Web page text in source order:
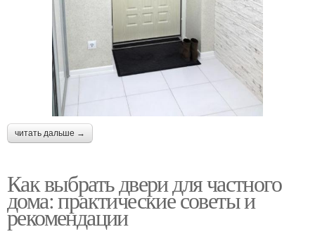
читать дальше →
Как выбрать двери для частного
дома: практические советы и
рекомендации